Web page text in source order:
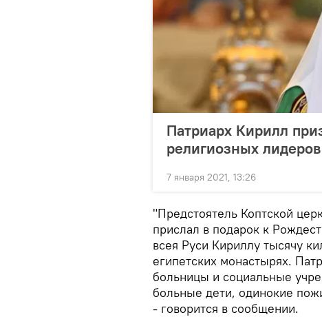
Патриарх Кирилл
религиозных
7 января 2021, 13:26
"Предстоятель Коптской
прислал в подарок к
всея Руси Кириллу тысячу
египетских монастырях.
больницы и социальные
больные дети, одинокие
- говорится в сообщении.